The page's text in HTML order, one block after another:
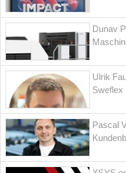
Dunav
Ulrik
Sweflex
Pascal